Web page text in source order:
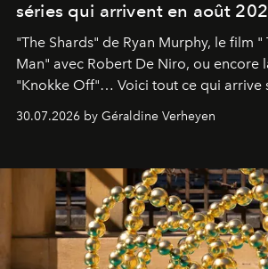
séries qui arrivent en août
"The Shards" de Ryan Murphy, le film "
Man" avec Robert De Niro, ou encore
"Knokke Off"… Voici tout ce qui arrive
30.07.2026 by Géraldine Verheyen